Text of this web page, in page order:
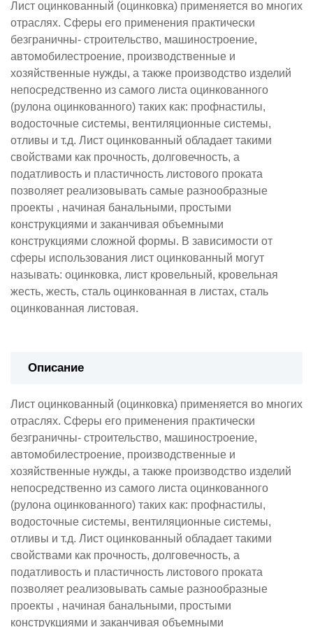
Лист оцинкованный (оцинковка) применяется во многих
отраслях. Сферы его применения практически
безграничны- строительство, машиностроение,
автомобилестроение, производственные и
хозяйственные нужды, а также производство изделий
непосредственно из самого листа оцинкованного
(рулона оцинкованного) таких как: профнастилы,
водосточные системы, вентиляционные системы,
отливы и т.д. Лист оцинкованный обладает такими
свойствами как прочность, долговечность, а
податливость и пластичность листового проката
позволяет реализовывать самые разнообразные
проекты , начиная банальными, простыми
конструкциями и заканчивая объемными
конструкциями сложной формы. В зависимости от
сферы использования лист оцинкованный могут
называть: оцинковка, лист кровельный, кровельная
жесть, жесть, сталь оцинкованная в листах, сталь
оцинкованная листовая.
Описание
Лист оцинкованный (оцинковка) применяется во многих
отраслях. Сферы его применения практически
безграничны- строительство, машиностроение,
автомобилестроение, производственные и
хозяйственные нужды, а также производство изделий
непосредственно из самого листа оцинкованного
(рулона оцинкованного) таких как: профнастилы,
водосточные системы, вентиляционные системы,
отливы и т.д. Лист оцинкованный обладает такими
свойствами как прочность, долговечность, а
податливость и пластичность листового проката
позволяет реализовывать самые разнообразные
проекты , начиная банальными, простыми
конструкциями и заканчивая объемными